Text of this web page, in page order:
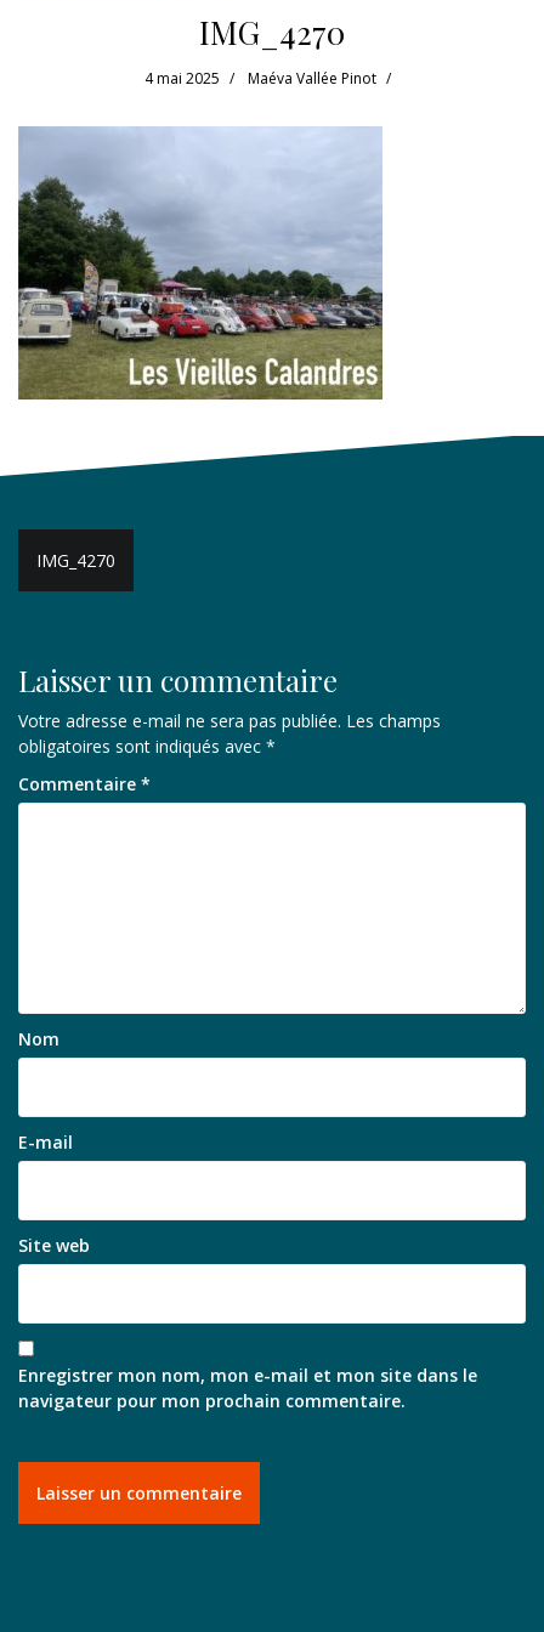
IMG_4270
4 mai 2025 Maéva Vallée Pinot
Navigation
de
IMG_4270
Laisser un commentaire
Votre adresse e-mail ne sera pas publiée. Les champs
obligatoires sont indiqués avec *
Commentaire *
Nom
E-mail
Site web
Enregistrer mon nom, mon e-mail et mon site dans le
navigateur pour mon prochain commentaire.